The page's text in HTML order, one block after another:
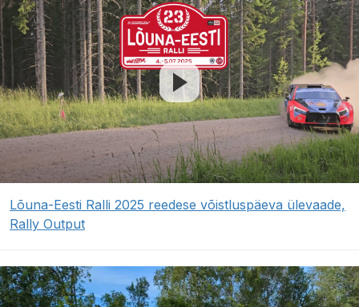
Lõuna-Eesti Ralli 2025 reedese võistluspäeva ülevaade,
Rally Output